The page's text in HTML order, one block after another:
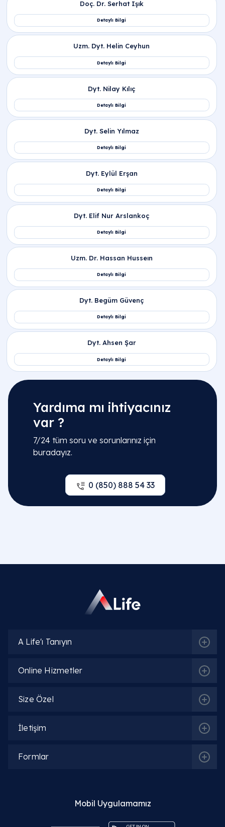
Endokrinoloji ve Metabolizma Hastalıkları
İlgili Hekimler
Dyt. Nilay Kılıç
Yardıma mı ihtiyacınız
var ?
7/24 tüm soru ve sorunlarınız için
buradayız.
0 (850) 888 54 33
A Life'ı Tanıyın
Online Hizmetler
Size Özel
İletişim
Formlar
Mobil Uygulamamız